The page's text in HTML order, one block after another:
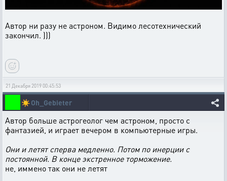
Автор ни разу не астроном. Видимо лесотехнический
закончил. )))
21 Декабря 2019 00:45:53
☀️Oh_Gebieter
Автор больше астрогеолог чем астроном, просто с
фантазией, и играет вечером в компьютерные игры.
Они и летят сперва медленно. Потом по инерции с
постоянной. В конце экстренное торможение.
не, иммено так они не летят